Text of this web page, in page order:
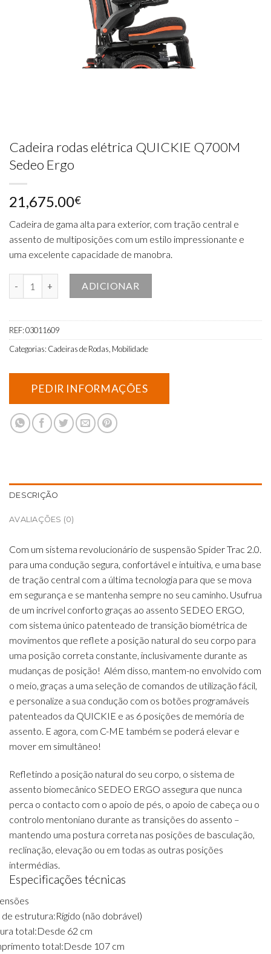
Cadeira rodas elétrica QUICKIE Q700M
Sedeo Ergo
21,675.00€
Cadeira de gama alta para exterior, com tração central e
assento de multiposições com um estilo impressionante e
uma excelente capacidade de manobra.
Quantidade de Cadeira rodas elétrica QUICKIE Q700M Sedeo Ergo
ADICIONAR
REF:03011609
Categorias: Cadeiras de Rodas, Mobilidade
DESCRIÇÃO
AVALIAÇÕES (0)
Com um sistema revolucionário de suspensão Spider Trac 2.0.
para uma condução segura, confortável e intuitiva, e uma base
de tração central com a última tecnologia para que se mova
em segurança e se mantenha sempre no seu caminho. Usufrua
de um incrível conforto graças ao assento SEDEO ERGO,
com sistema único patenteado de transição biométrica de
movimentos que reflete a posição natural do seu corpo para
uma posição correta constante, inclusivamente durante as
mudanças de posição! Além disso, mantem-no envolvido com
o meio, graças a uma seleção de comandos de utilização fácil,
e personalize a sua condução com os botões programáveis
patenteados da QUICKIE e as 6 posições de memória de
assento. E agora, com C-ME também se poderá elevar e
mover em simultâneo!
Refletindo a posição natural do seu corpo, o sistema de
assento biomecânico SEDEO ERGO assegura que nunca
perca o contacto com o apoio de pés, o apoio de cabeça ou o
controlo mentoniano durante as transições do assento –
mantendo uma postura correta nas posições de basculação,
reclinação, elevação ou em todas as outras posições
intermédias.
Especificações técnicas
de estrutura:Rígido (não dobrável)
total:Desde 62 cm
total:Desde 107 cm